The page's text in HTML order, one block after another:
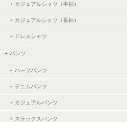
カジュアルシャツ（半袖）
カジュアルシャツ（長袖）
ドレスシャツ
パンツ
ハーフパンツ
デニムパンツ
カジュアルパンツ
スラックスパンツ